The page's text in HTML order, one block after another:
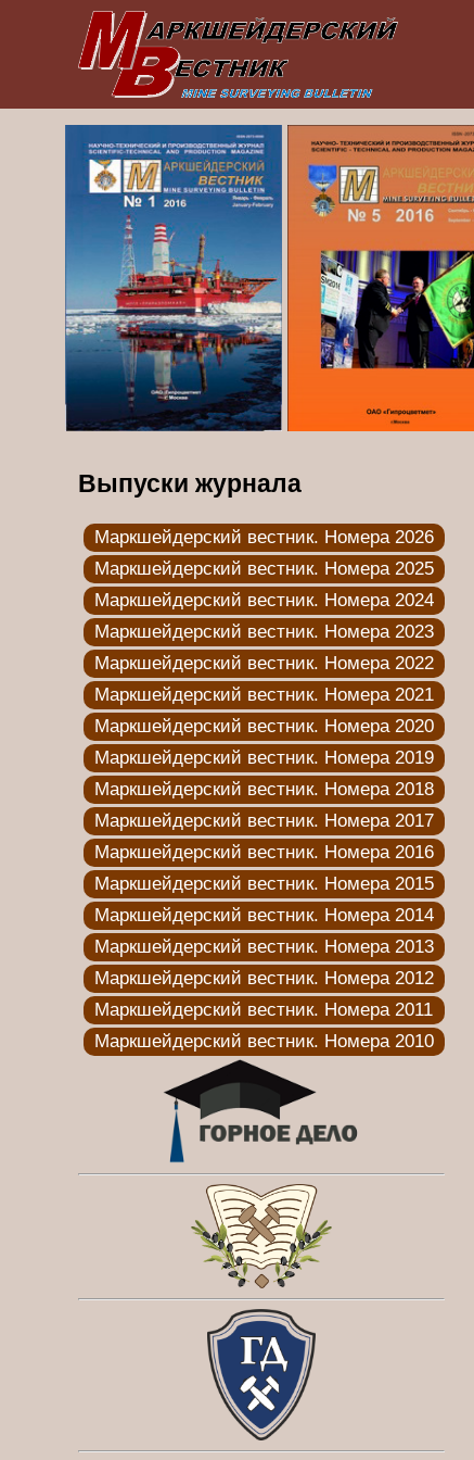
Выпуски журнала
Маркшейдерский вестник. Номера 2026
Маркшейдерский вестник. Номера 2025
Маркшейдерский вестник. Номера 2024
Маркшейдерский вестник. Номера 2023
Маркшейдерский вестник. Номера 2022
Маркшейдерский вестник. Номера 2021
Маркшейдерский вестник. Номера 2020
Маркшейдерский вестник. Номера 2019
Маркшейдерский вестник. Номера 2018
Маркшейдерский вестник. Номера 2017
Маркшейдерский вестник. Номера 2016
Маркшейдерский вестник. Номера 2015
Маркшейдерский вестник. Номера 2014
Маркшейдерский вестник. Номера 2013
Маркшейдерский вестник. Номера 2012
Маркшейдерский вестник. Номера 2011
Маркшейдерский вестник. Номера 2010